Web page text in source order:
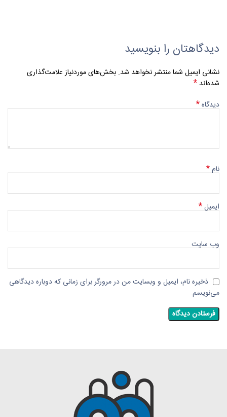
دیدگاهتان را بنویسید
نشانی ایمیل شما منتشر نخواهد شد. بخش‌های موردنیاز علامت‌گذاری
شده‌اند *
دیدگاه*
نام*
ایمیل*
وب‌ سایت
ذخیره نام، ایمیل و وبسایت من در مرورگر برای زمانی که دوباره دیدگاهی
می‌نویسم.